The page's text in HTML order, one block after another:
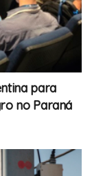
para
no Paraná